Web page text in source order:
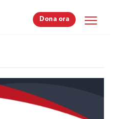
Dona ora
Dona ora